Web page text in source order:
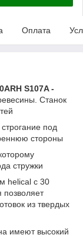
Оплата
S107A -
Станок
под
стороны
стружки
helical с 30
из твердых
имеют высокий